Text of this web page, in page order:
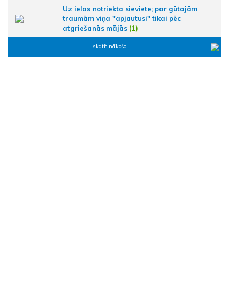
Uz ielas notriekta sieviete; par gūtajām
traumām viņa "apjautusi" tikai pēc
atgriešanās mājās (1)
skatīt nākošo